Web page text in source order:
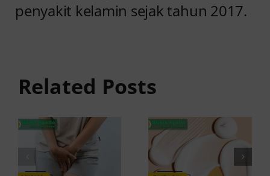
penyakit kelamin sejak tahun 2017.
Related Posts
Sakit
Wanita
Serta
Perih?
Waspada
Kondisi Ini
Apakah
Berbahaya?